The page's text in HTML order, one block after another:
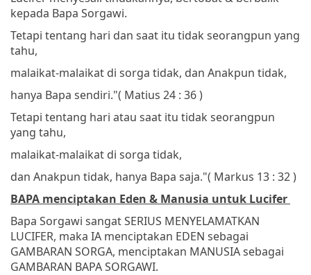
kepada Bapa Sorgawi.
Tetapi tentang hari dan saat itu tidak seorangpun yang
tahu,
malaikat-malaikat di sorga tidak, dan Anakpun tidak,
hanya Bapa sendiri."( Matius 24 : 36 )
Tetapi tentang hari atau saat itu tidak seorangpun
yang tahu,
malaikat-malaikat di sorga tidak,
dan Anakpun tidak, hanya Bapa saja."( Markus 13 : 32 )
BAPA menciptakan Eden & Manusia untuk Lucifer
Bapa Sorgawi sangat SERIUS MENYELAMATKAN
LUCIFER, maka IA menciptakan EDEN sebagai
GAMBARAN SORGA, menciptakan MANUSIA sebagai
GAMBARAN BAPA SORGAWI.